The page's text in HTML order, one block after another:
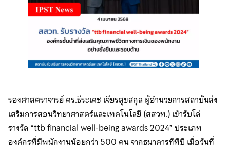
รองศาสตราจารย์ ดร.ธีระเดช เจียรสุขสกุล ผู้อำนวยการสถาบันส่ง
เสริมการสอนวิทยาศาสตร์และเทคโนโลยี (สสวท.) เข้ารับโล่
รางวัล “ttb financial well-being awards 2024” ประเภท
องค์กรที่มีพนักงานน้อยกว่า 500 คน จากธนาคารทีทีบี เมื่อวันที่